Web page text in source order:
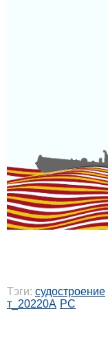
Тэги: судостроение
т_20220А РС